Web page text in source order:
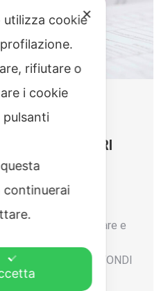
FONDI SANITARI
SANITARIO
è possibile consultare e
DI
DEI FONDI
✕
utilizza cookie
rifiutare o
i cookie
pulsanti